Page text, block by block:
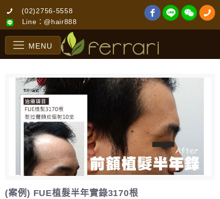
(02)2756-5558
Line：@hair888
MENU
(案例) FUE植髮半年實錄3170根